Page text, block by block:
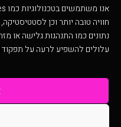
חוויה טובה יותר וכן
נתונים כמו התנהגות גלישה או
עלולים להשפיע לרעה על